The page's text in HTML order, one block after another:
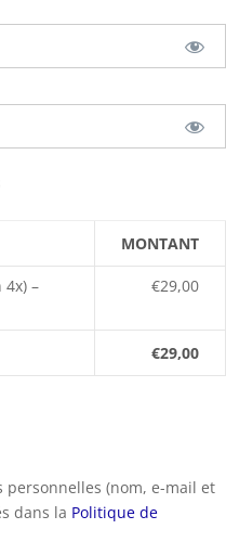
MONTANT
–
€29,00
€29,00
personnelles (nom, e-mail et
dans la Politique de